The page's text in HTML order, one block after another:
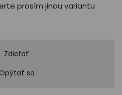
prosím jinou variantu
Zdieľať
Opýtať sa